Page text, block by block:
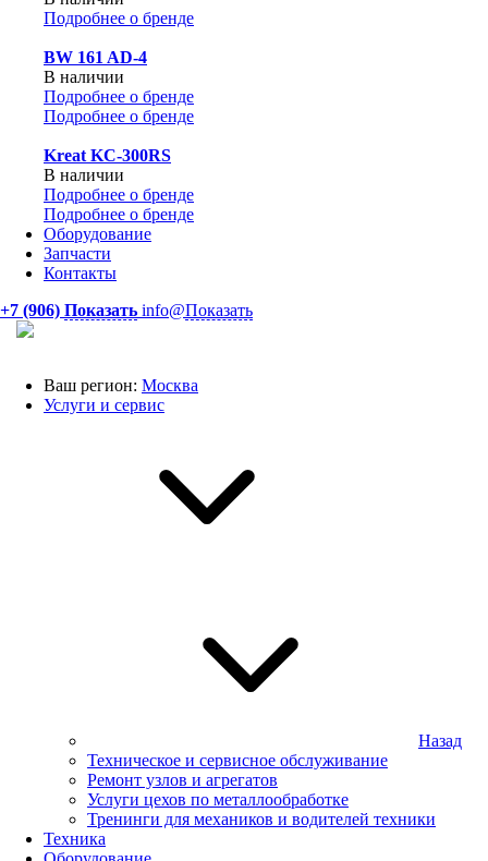
Подробнее о бренде
BW 161 AD-4
В наличии
Подробнее о бренде
Подробнее о бренде
Kreat KC-300RS
В наличии
Подробнее о бренде
Подробнее о бренде
Оборудование
Запчасти
Контакты
+7 (906) Показать info@Показать
Ваш регион: Москва
Услуги и сервис
Назад
Техническое и сервисное обслуживание
Ремонт узлов и агрегатов
Услуги цехов по металлообработке
Тренинги для механиков и водителей техники
Техника